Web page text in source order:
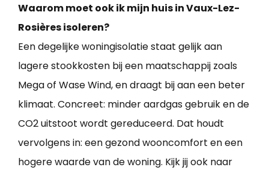
Waarom moet ook ik mijn huis in Vaux-Lez-
Rosières isoleren?
Een degelijke woningisolatie staat gelijk aan
lagere stookkosten bij een maatschappij zoals
Mega of Wase Wind, en draagt bij aan een beter
klimaat. Concreet: minder aardgas gebruik en de
CO2 uitstoot wordt gereduceerd. Dat houdt
vervolgens in: een gezond wooncomfort en een
hogere waarde van de woning. Kijk jij ook naar